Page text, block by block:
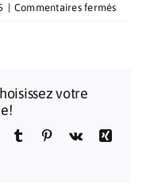
Commentaires ferméssur
votre
Tumblr Pinterest
Vk
Xing